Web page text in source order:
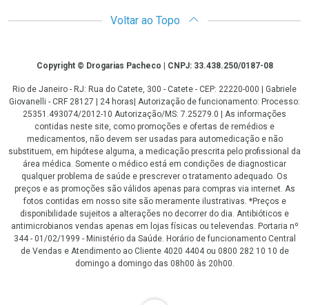
Voltar ao Topo
CopyrightCopyright © Drogarias Pacheco | CNPJ: 33.438.250/0187-08
Rio de Janeiro - RJ: Rua do Catete, 300 - Catete - CEP: 22220-000 | Gabriele
Giovanelli - CRF 28127 | 24 horas| Autorização de funcionamento: Processo:
25351.493074/2012-10 Autorização/MS: 7.25279.0 | As informações
contidas neste site, como promoções e ofertas de remédios e
medicamentos, não devem ser usadas para automedicação e não
substituem, em hipótese alguma, a medicação prescrita pelo profissional da
área médica. Somente o médico está em condições de diagnosticar
qualquer problema de saúde e prescrever o tratamento adequado. Os
preços e as promoções são válidos apenas para compras via internet. As
fotos contidas em nosso site são meramente ilustrativas. *Preços e
disponibilidade sujeitos a alterações no decorrer do dia. Antibióticos e
antimicrobianos vendas apenas em lojas físicas ou televendas. Portaria nº
344 - 01/02/1999 - Ministério da Saúde. Horário de funcionamento Central
de Vendas e Atendimento ao Cliente 4020 4404 ou 0800 282 10 10 de
domingo a domingo das 08h00 às 20h00.